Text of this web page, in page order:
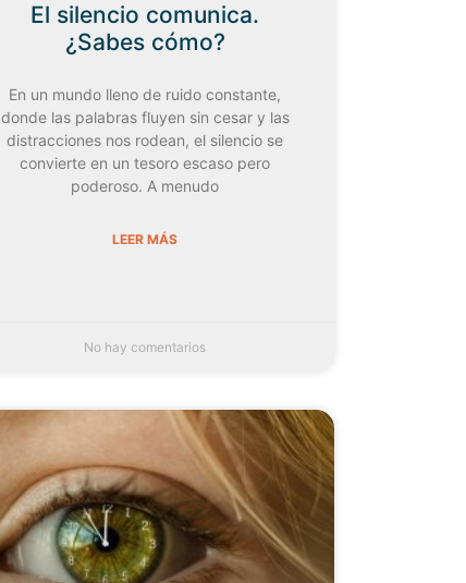
El silencio comunica.
¿Sabes cómo?
En un mundo lleno de ruido constante,
donde las palabras fluyen sin cesar y las
distracciones nos rodean, el silencio se
convierte en un tesoro escaso pero
poderoso. A menudo
LEER MÁS
No hay comentarios